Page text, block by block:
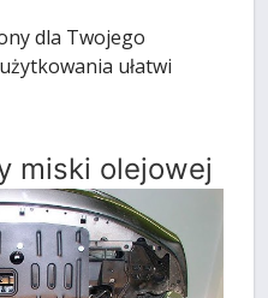
dla Twojego
ułatwi
miski olejowej